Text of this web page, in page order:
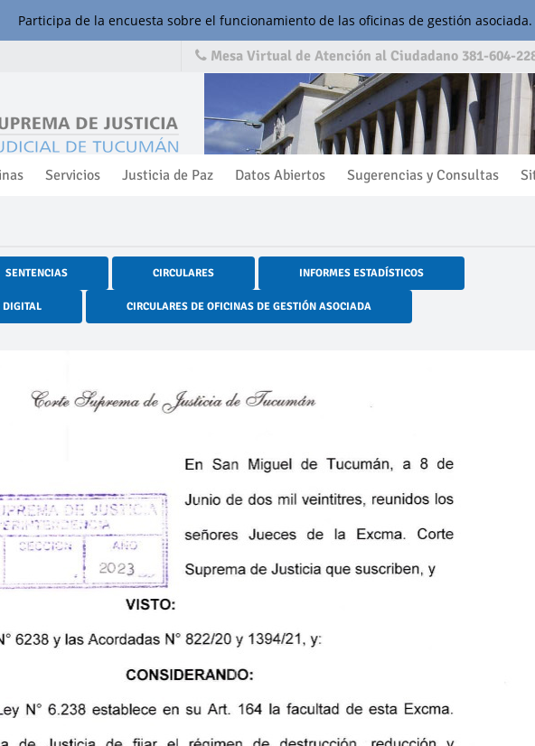
Participa de la encuesta sobre el funcionamiento de las oficinas de gestión asociada.
Mesa Virtual de Atención al Ciudadano 381-604-
Servicios Justicia de Paz Datos Abiertos Sugerencias y Consultas
SENTENCIAS CIRCULARES INFORMES ESTADÍSTICOS
DIGITAL CIRCULARES DE OFICINAS DE GESTIÓN ASOCIADA